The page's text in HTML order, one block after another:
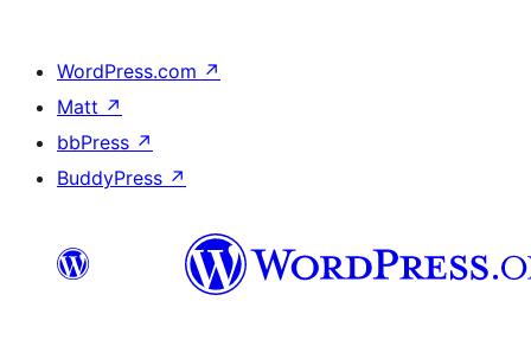
WordPress.com ↗
Matt ↗
bbPress ↗
BuddyPress ↗